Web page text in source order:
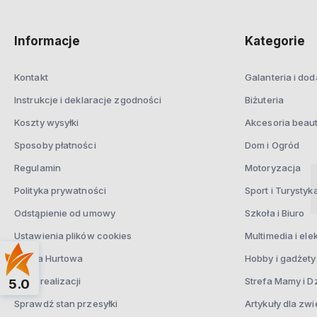
Informacje
Kontakt
Instrukcje i deklaracje zgodności
Koszty wysyłki
Sposoby płatności
Regulamin
Polityka prywatności
Odstąpienie od umowy
Ustawienia plików cookies
Oferta Hurtowa
Czas realizacji
Sprawdź stan przesyłki
Kategorie
Galanteria i
Biżuteria
Akcesoria
Dom i Ogród
Motoryzacja
Sport i
Szkoła i Biuro
Multimedia i
Hobby i gadżety
Strefa Mamy i
Artykuły dla
5.0